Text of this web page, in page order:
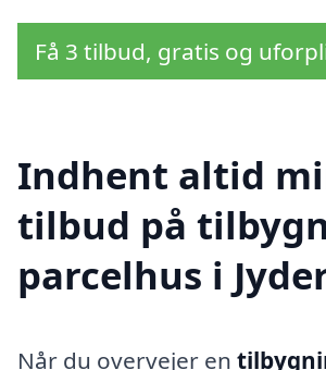
Få 3 tilbud, gratis og
Indhent altid
tilbud på
parcelhus i
Når du overvejer en